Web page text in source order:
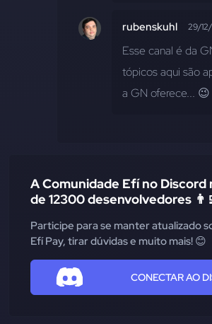
rubenskuhl 29/
Esse canal é da
tópicos aqui são
a GN oferece... 😉
A Comunidade Efí no Discord
de 12300 desenvolvedores
Participe para se manter atualizado
Efí Pay, tirar dúvidas e muito mais! 😊
CONECTAR AO